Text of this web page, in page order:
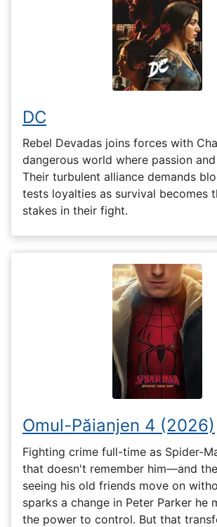
DC
Rebel Devadas joins forces with
dangerous world where passion
Their turbulent alliance demands
tests loyalties as survival becomes
stakes in their fight.
Omul-Păianjen 4 (2026)
Fighting crime full-time as Spider-
that doesn't remember him—and
seeing his old friends move on
sparks a change in Peter Parker he
the power to control. But that